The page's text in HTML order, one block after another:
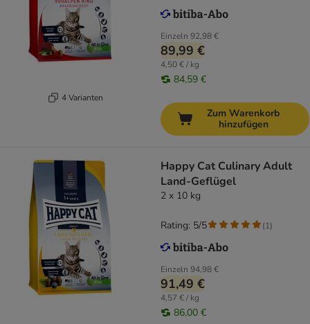
4 Varianten
Einzeln 92,98 €
89,99 €
4,50 € / kg
84,59 €
Zum Warenkorb
hinzufügen
Happy Cat Culinary Adult
Land-Geflügel
2 x 10 kg
Einzeln 94,98 €
91,49 €
4,57 € / kg
86,00 €
Rating: 5/5 (1)